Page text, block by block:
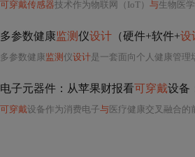
可穿戴传感器技术作为物联网（IoT） 与生物医
多参数健康监测 仪设计 （硬件+软件+设
多参数健康监测 仪设计是一套面向个人健康管
电子元器件：从苹果财报看可穿戴设备
可穿戴设备作为消费电子与医疗健康交叉融合